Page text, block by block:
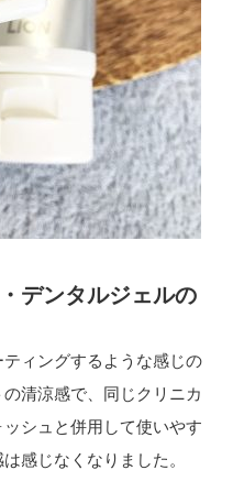
デンタルジェルの
ィングするような感じの
清涼感で、同じクリニカ
シュと併用して使いやす
感じなくなりました。